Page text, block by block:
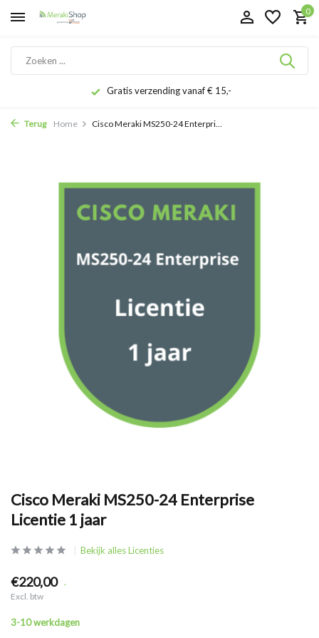
0
Gratis verzending vanaf € 15,-
Terug Home Cisco Meraki MS250-24 Enterpri...
Cisco Meraki MS250-24 Enterprise
Licentie 1 jaar
Bekijk alles Licenties
€220,00 .
Excl. btw
3-10 werkdagen